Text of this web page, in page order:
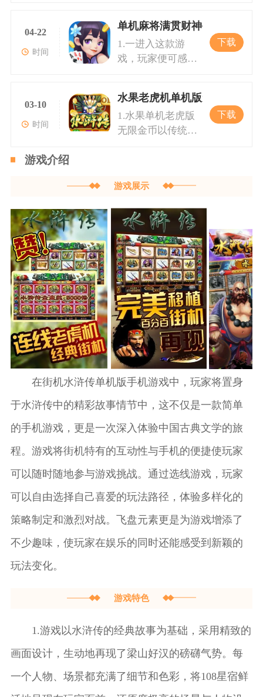
一决高下，都能在
这里找到乐趣
时随地地体验炸金
花的魅力。游戏特
色1.同花色功能：
基于传统的炸金花
金币提供了更加丰
富的玩法。同
了更为刺激的体
验。这款游戏模拟
了现实中的单机老
虎玩法，通过旋转
励，简单易上手但
却充满挑战。金币
和上下游戏币系统
让玩家在对局中能
富策略及趣味性。
型组合和策略思
考，与其他游戏者
对抗，争取得到更
多的牌权。777水
休闲的拉霸游戏，
励，充满了随机性
和趣味性。游戏特
戏，满足不同玩家
单一的游戏。2.金
币流通机制：通过
上下游戏币，让玩
家能够体验到一
金。这款游戏采用
了最新的图形技术
和动画效果，确保
能够体验到视觉上
的震撼。游戏包含
多种游戏模式，无
论是单机还是联网
别是vip专属福利，
更是让玩家有动动
力争夺更高的牌面
比较排名。游戏特
色1.龙虎斗牌面比
较：游戏中最引人
入胜的部分莫过于
龙虎斗牌面比较。
玩家可以通过下注
来比较虎牌和龙牌
的大小，简
中国传统文化背景
下的创新尝试令人
印象深刻。游戏中
将以及独具特色的
水浒传主题游戏。
玩家可以选择不同
的游戏模式，享受
的功能，使得玩家
可以在游戏中自由
上下游戏币，不仅
提高了游戏的趣味
性，也让玩家可以
根据自身情况进行
风险控制。游戏每
日签到、注册送礼
包等多种奖励机制
为用户带来了更多
的福利。游戏特色
1.创新的水浒传主
题：游戏将中国经
典名著水浒传融入
到游戏玩法
04-22
时间
单机麻将满贯财神手机版
1.一进入这款游
戏，玩家便可感受
而不失精美，吸引
了众多麻将爱好者
的关注。游戏中包
老虎和水果机等。
每种玩法都有独特
的规则，玩家需要
根据游戏提示来进
行操作。2.在麻将
玩法中，玩家需要
通过上下游戏币来
进行牌面的操作，
实现牌技和策略的
结合。在单机老虎
玩法中，则需要计
算复合倍数，通过
策略性地选择不同
的下注方式来提高
胜率。游戏特色1.
多倍数玩法：游戏
独特的复合倍数设
高的奖励，体验丰
富的策略性，
下载
03-10
时间
水果老虎机单机版无限金币
1.水果单机老虎版
无限金币以传统的
操作界面，使玩家
电玩娱乐场中。玩
家通过上下游戏
币，进行划拨押
注，启动旋转按
钮，等待结果。游
戏提供了一种简单
直接的刺激体验，
通过组合不同水果
图案来获得金币奖
励。2.游戏中设有
多种不同的老虎机
机型，每一款均有
奖励机制，这使得
游戏过程更加多样
游戏还引入了多种
福利机制，例如每
和幸运转盘等，帮
助玩家轻松获得金
币，增加游戏乐
趣。游戏特色1.经
下载
游戏介绍
游戏展示
在街机水浒传单机版手机游戏中，玩家将置身
于水浒传中的精彩故事情节中，这不仅是一款简单
的手机游戏，更是一次深入体验中国古典文学的旅
程。游戏将街机特有的互动性与手机的便捷使玩家
可以随时随地参与游戏挑战。通过选线游戏，玩家
可以自由选择自己喜爱的玩法路径，体验多样化的
策略制定和激烈对战。飞盘元素更是为游戏增添了
不少趣味，使玩家在娱乐的同时还能感受到新颖的
玩法变化。
游戏特色
1.游戏以水浒传的经典故事为基础，采用精致的
画面设计，生动地再现了梁山好汉的磅礴气势。每
一个人物、场景都充满了细节和色彩，将108星宿鲜